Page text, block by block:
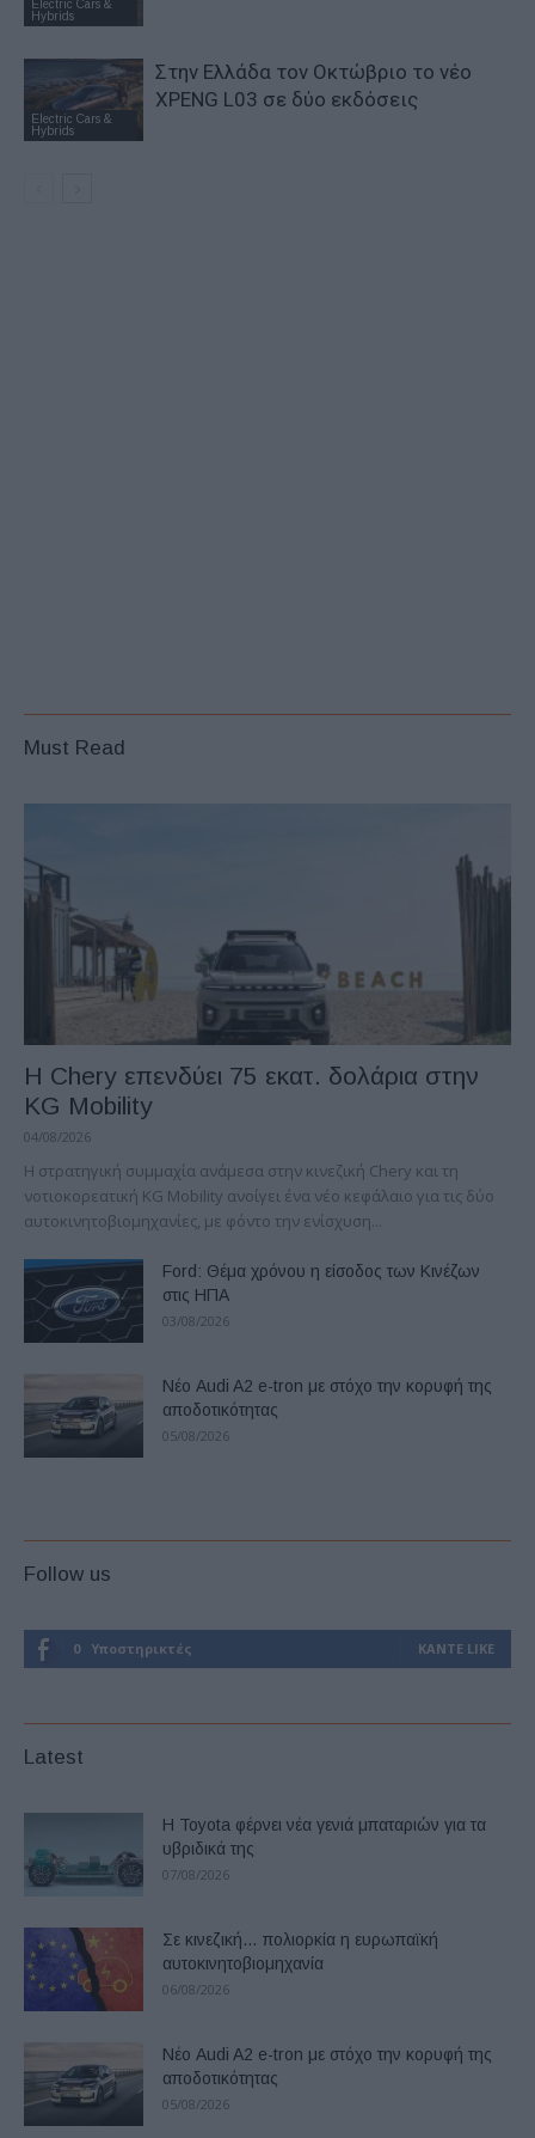
Electric Cars &
Hybrids
Electric Cars &
Hybrids
Στην Ελλάδα τον Οκτώβριο το νέο
XPENG L03 σε δύο εκδόσεις
Must Read
Η Chery επενδύει 75 εκατ. δολάρια στην
KG Mobility
04/08/2026
H στρατηγική συμμαχία ανάμεσα στην κινεζική Chery και τη
νοτιοκορεατική KG Mobility ανοίγει ένα νέο κεφάλαιο για τις δύο
αυτοκινητοβιομηχανίες, με φόντο την ενίσχυση...
Ford: Θέμα χρόνου η είσοδος των Κινέζων
στις ΗΠΑ
03/08/2026
Νέο Audi A2 e-tron με στόχο την κορυφή της
αποδοτικότητας
05/08/2026
Follow us
0 Υποστηρικτές ΚΆΝΤΕ LIKE
Latest
Η Toyota φέρνει νέα γενιά μπαταριών για τα
υβριδικά της
07/08/2026
Σε κινεζική… πολιορκία η ευρωπαϊκή
αυτοκινητοβιομηχανία
06/08/2026
Νέο Audi A2 e-tron με στόχο την κορυφή της
αποδοτικότητας
05/08/2026